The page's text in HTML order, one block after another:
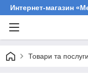
Интернет-магазин
Товари та послуги